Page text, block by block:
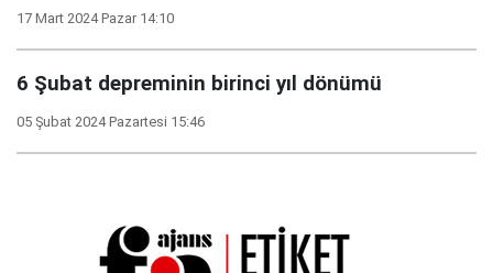
17 Mart 2024 Pazar 14:10
6 Şubat depreminin birinci yıl dönümü
05 Şubat 2024 Pazartesi 15:46